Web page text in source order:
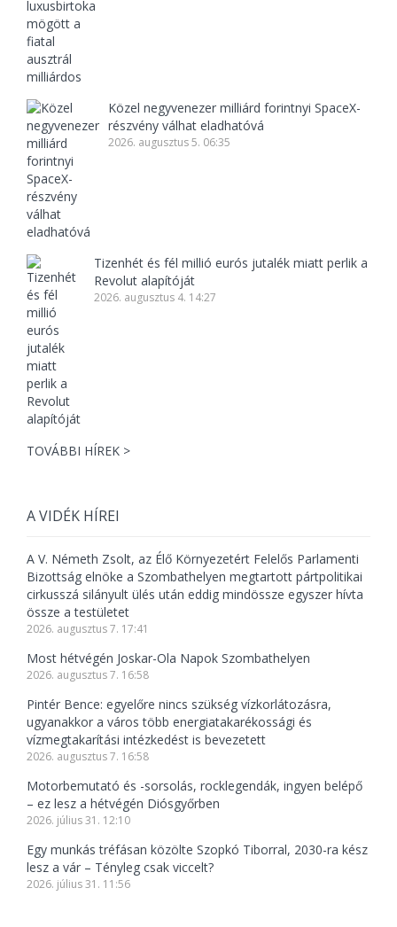
Közel negyvenezer milliárd forintnyi SpaceX-
részvény válhat eladhatóvá
2026. augusztus 5. 06:35
Tizenhét és fél millió eurós jutalék miatt perlik a
Revolut alapítóját
2026. augusztus 4. 14:27
TOVÁBBI HÍREK >
A VIDÉK HÍREI
A V. Németh Zsolt, az Élő Környezetért Felelős Parlamenti
Bizottság elnöke a Szombathelyen megtartott pártpolitikai
cirkusszá silányult ülés után eddig mindössze egyszer hívta
össze a testületet
2026. augusztus 7. 17:41
Most hétvégén Joskar-Ola Napok Szombathelyen
2026. augusztus 7. 16:58
Pintér Bence: egyelőre nincs szükség vízkorlátozásra,
ugyanakkor a város több energiatakarékossági és
vízmegtakarítási intézkedést is bevezetett
2026. augusztus 7. 16:58
Motorbemutató és -sorsolás, rocklegendák, ingyen belépő
– ez lesz a hétvégén Diósgyőrben
2026. július 31. 12:10
Egy munkás tréfásan közölte Szopkó Tiborral, 2030-ra kész
lesz a vár – Tényleg csak viccelt?
2026. július 31. 11:56